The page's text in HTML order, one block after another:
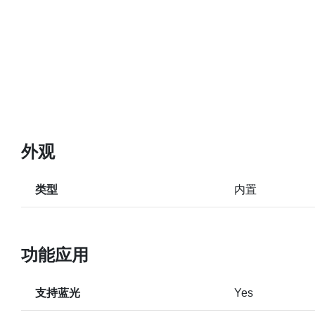
外观
类型 内置
功能应用
支持蓝光 Yes